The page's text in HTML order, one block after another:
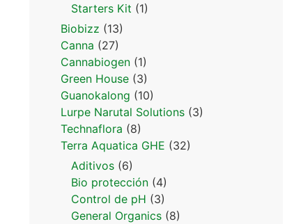
Starters Kit (1)
Biobizz (13)
Canna (27)
Cannabiogen (1)
Green House (3)
Guanokalong (10)
Lurpe Narutal Solutions (3)
Technaflora (8)
Terra Aquatica GHE (32)
Aditivos (6)
Bio protección (4)
Control de pH (3)
General Organics (8)